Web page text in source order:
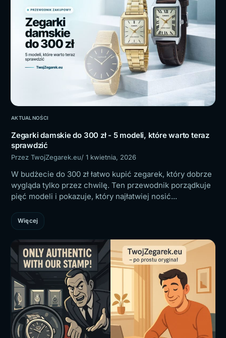
AKTUALNOŚCI
Zegarki damskie do 300 zł - 5 modeli, które warto teraz
sprawdzić
Przez TwojZegarek.eu/ 1 kwietnia, 2026
W budżecie do 300 zł łatwo kupić zegarek, który dobrze
wygląda tylko przez chwilę. Ten przewodnik porządkuje
pięć modeli i pokazuje, który najłatwiej nosić...
Więcej